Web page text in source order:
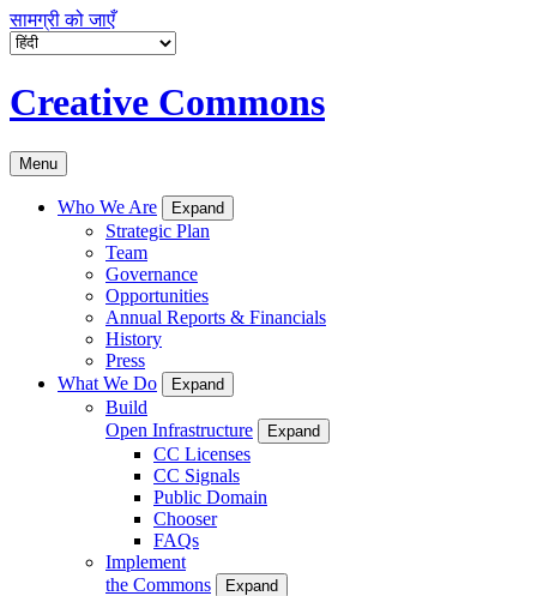
सामग्री को जाएँ
Creative Commons
Menu
Who We Are Expand
Strategic Plan
Team
Governance
Opportunities
Annual Reports & Financials
History
Press
What We Do
Expand
Build
Open Infrastructure
Expand
CC Licenses
CC Signals
Public Domain
Chooser
FAQs
Implement
the Commons
Expand